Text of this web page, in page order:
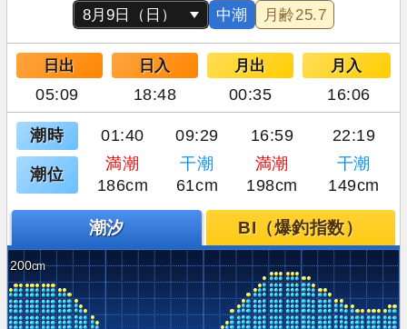
中潮 月齢25.7
日出 日入 月出 月入
05:09 18:48 00:35 16:06
潮時 01:40 09:29 16:59 22:19
潮位
満潮 干潮 満潮
干潮
186cm
61cm 198cm 149cm
潮汐 BI（爆釣指数）
200